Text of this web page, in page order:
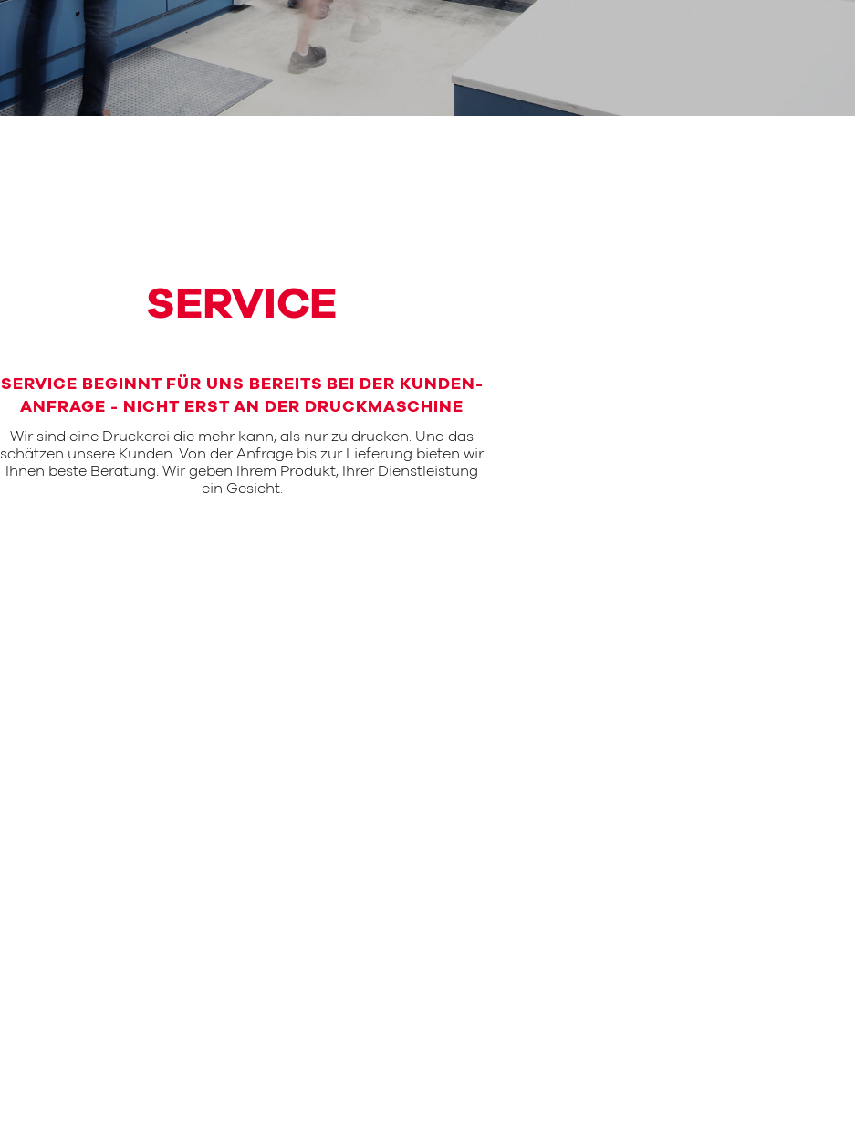
SERVICE
SERVICE BEGINNT FÜR UNS BEREITS BEI DER KUNDEN­
ANFRAGE - NICHT ERST AN DER DRUCKMASCHINE
Wir sind eine Druckerei die mehr kann, als nur zu drucken. Und das
schätzen unsere Kunden. Von der Anfrage bis zur Lieferung bieten wir
Ihnen beste Beratung. Wir geben Ihrem Produkt, Ihrer Dienstleistung
ein Gesicht.